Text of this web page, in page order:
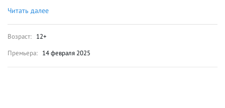
Читать далее
Возраст: 12+
Премьера: 14 февраля 2025